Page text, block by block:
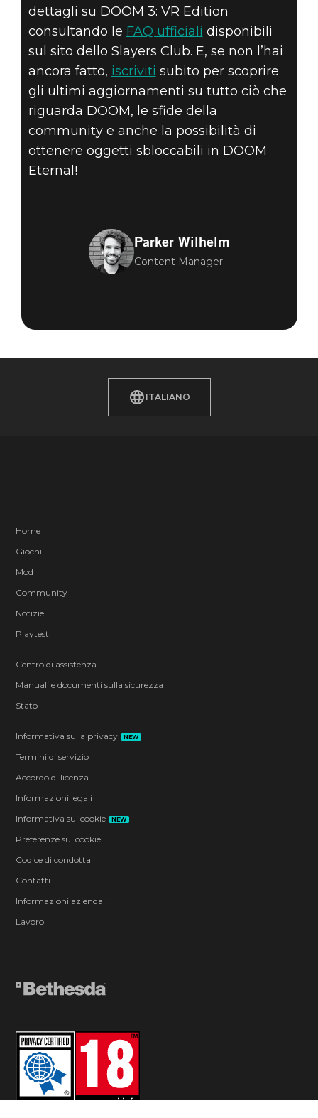
dettagli su DOOM 3: VR Edition
consultando le FAQ ufficiali disponibili
sul sito dello Slayers Club. E, se non l’hai
ancora fatto, iscriviti subito per scoprire
gli ultimi aggiornamenti su tutto ciò che
riguarda DOOM, le sfide della
community e anche la possibilità di
ottenere oggetti sbloccabili in DOOM
Eternal!
Parker Wilhelm
Content Manager
ITALIANO
Home
Giochi
Mod
Community
Notizie
Playtest
Centro di assistenza
Manuali e documenti sulla sicurezza
Stato
Informativa sulla privacy NEW
Termini di servizio
Accordo di licenza
Informazioni legali
Informativa sui cookie
NEW
Preferenze sui cookie
Codice di condotta
Contatti
Informazioni aziendali
Lavoro